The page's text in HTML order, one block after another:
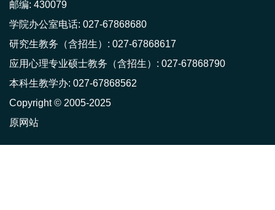
邮编: 430079
学院办公室电话: 027-67868680
研究生教务（含招生）: 027-67868617
应用心理专业硕士教务（含招生）: 027-67868790
本科生教学办: 027-67868562
Copyright © 2005-2025
原网站